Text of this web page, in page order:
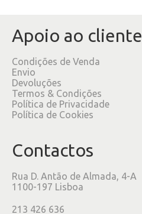
Apoio ao cliente
Condições de Venda
Envio
Devoluções
Termos & Condições
Política de Privacidade
Política de Cookies
Contactos
Rua D. Antão de Almada, 4-A
1100-197 Lisboa
213 426 636